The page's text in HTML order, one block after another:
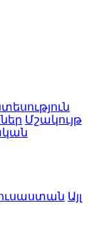
Մշակույթ
Այլ